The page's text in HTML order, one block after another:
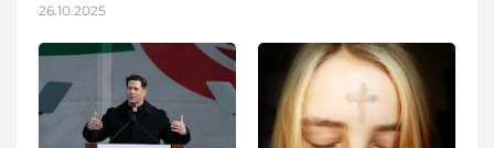
26.10.2025